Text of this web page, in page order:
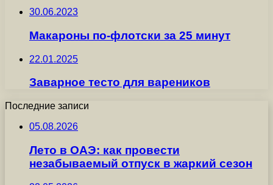
30.06.2023
Макароны по-флотски за 25 минут
22.01.2025
Заварное тесто для вареников
Последние записи
05.08.2026
Лето в ОАЭ: как провести
незабываемый отпуск в жаркий сезон